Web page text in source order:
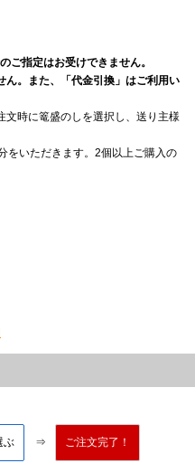
指定はお受けできません。
。また、「代金引換」はご利用い
時に篭盛のしを選択し、送り主様
をいただきます。2個以上ご購入の
ぶ ご注文完了！